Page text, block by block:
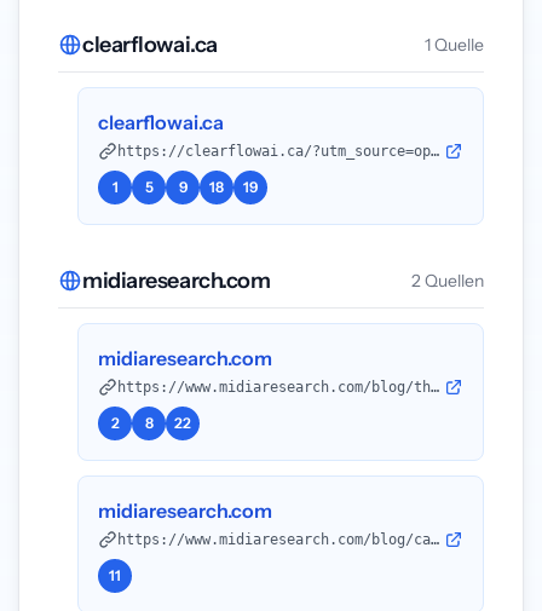
clearflowai.ca 1 Quelle
clearflowai.ca
https://clearflowai.ca/?utm_source=openai
1 5 9 18 19
midiaresearch.com 2 Quellen
midiaresearch.com
https://www.midiaresearch.com/blog/the-price-of-ai-creator-tools-is-on-the-rise-but-will-consumers-pay-for-them?utm_source=openai
2 8 22
midiaresearch.com
https://www.midiaresearch.com/blog/can-ai-creator-tools-live-up-to-their-hype-in-2025?utm_source=openai
11